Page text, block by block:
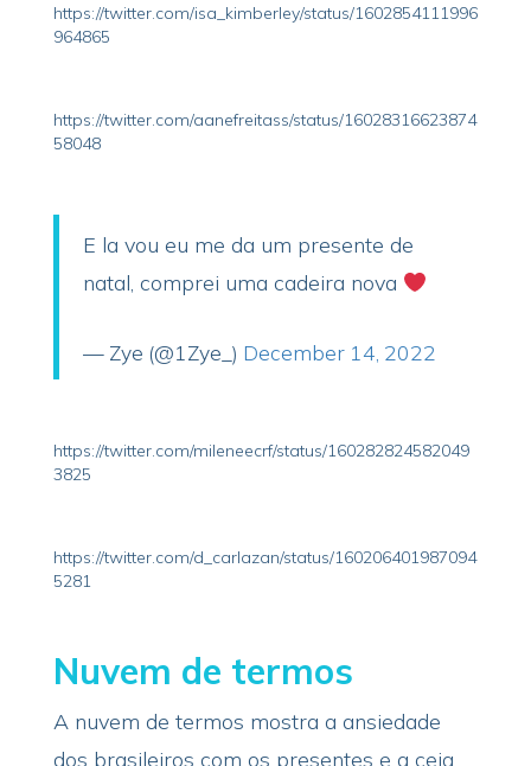
https://twitter.com/isa_kimberley/status/1602854111996
964865
https://twitter.com/aanefreitass/status/16028316623874
58048
E la vou eu me da um presente de
natal, comprei uma cadeira nova
— Zye (@1Zye_) December 14, 2022
https://twitter.com/mileneecrf/status/160282824582049
3825
https://twitter.com/d_carlazan/status/160206401987094
5281
Nuvem de termos
A nuvem de termos mostra a ansiedade
dos brasileiros com os presentes e a ceia